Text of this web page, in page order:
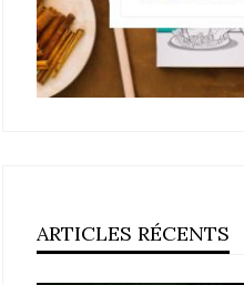
ARTICLES RÉCENTS